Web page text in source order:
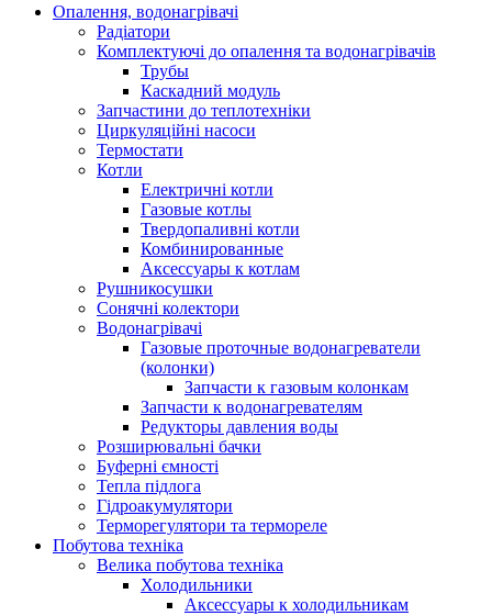
Опалення, водонагрівачі
Радіатори
Комплектуючі до опалення та водонагрівачів
Трубы
Каскадний модуль
Запчастини до теплотехніки
Циркуляційні насоси
Термостати
Котли
Електричні котли
Газовые котлы
Твердопаливні котли
Комбинированные
Аксессуары к котлам
Рушникосушки
Сонячні колектори
Водонагрівачі
Газовые проточные водонагреватели
(колонки)
Запчасти к газовым колонкам
Запчасти к водонагревателям
Редукторы давления воды
Розширювальні бачки
Буферні ємності
Тепла підлога
Гідроакумулятори
Терморегулятори та термореле
Побутова техніка
Велика побутова техніка
Холодильники
Аксессуары к холодильникам